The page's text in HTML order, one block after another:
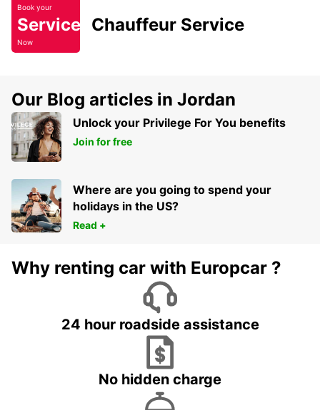
Book your
Service
Now
Chauffeur Service
Our Blog articles in Jordan
Unlock your Privilege For You benefits
Join for free
Where are you going to spend your
holidays in the US?
Read +
Why renting car with Europcar ?
24 hour roadside assistance
No hidden charge